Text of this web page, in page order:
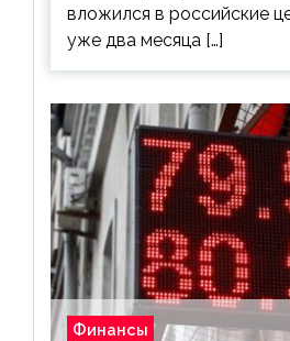
вложился в российские
уже два месяца […]
Финансы